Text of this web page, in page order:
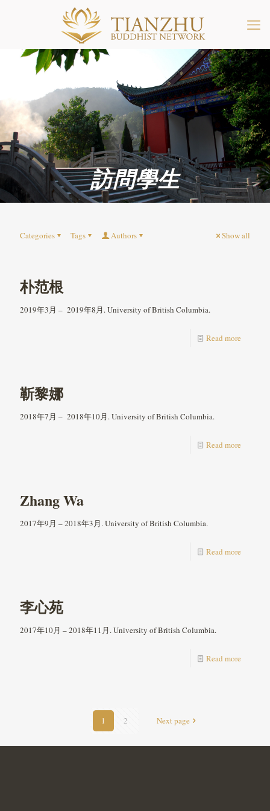
訪問學生
Categories Tags Authors Show all
朴范根
2019年3月 – 2019年8月. University of British Columbia.
Read more
靳黎娜
2018年7月 – 2018年10月. University of British Columbia.
Read more
Zhang Wa
2017年9月 – 2018年3月. University of British Columbia.
Read more
李心苑
2017年10月 – 2018年11月. University of British Columbia.
Read more
1 2 Next page